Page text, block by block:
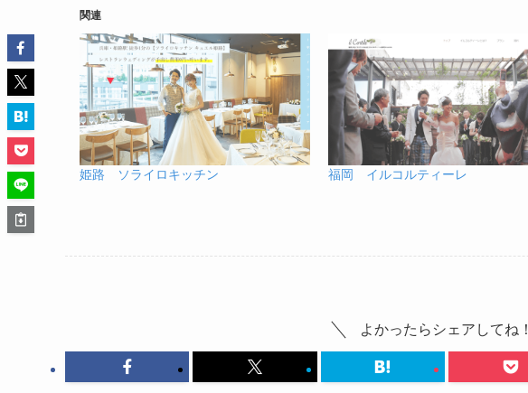
関連
姫路 ソライロキッチン 福岡 イルコルティーレ
よかったらシェアしてね！